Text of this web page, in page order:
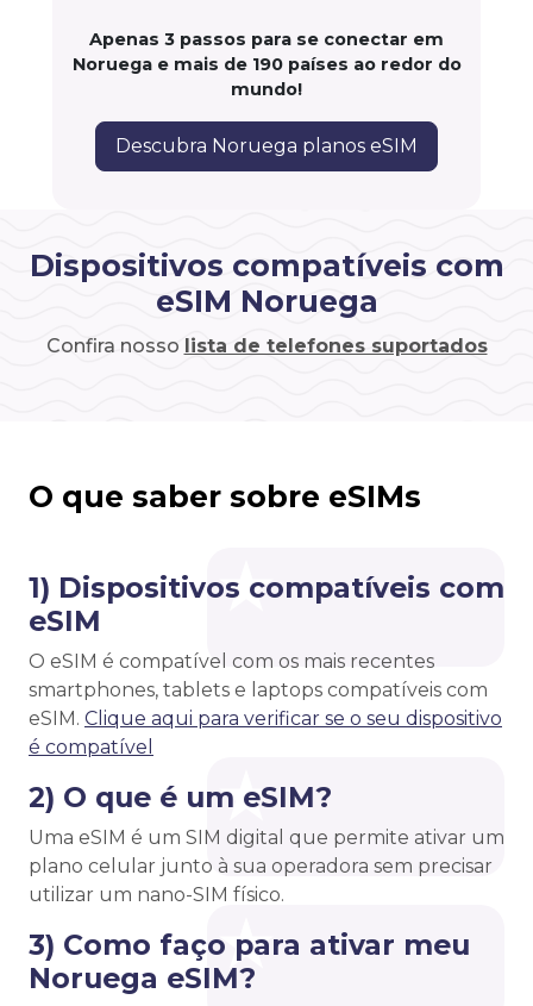
Apenas 3 passos para se conectar em
Noruega e mais de 190 países ao redor do
mundo!
Descubra Noruega planos eSIM
Dispositivos compatíveis com
eSIM Noruega
Confira nosso lista de telefones suportados
O que saber sobre eSIMs
1) Dispositivos compatíveis com
eSIM
O eSIM é compatível com os mais recentes
smartphones, tablets e laptops compatíveis com
eSIM. Clique aqui para verificar se o seu dispositivo
é compatível
2) O que é um eSIM?
Uma eSIM é um SIM digital que permite ativar um
plano celular junto à sua operadora sem precisar
utilizar um nano-SIM físico.
3) Como faço para ativar meu
Noruega eSIM?